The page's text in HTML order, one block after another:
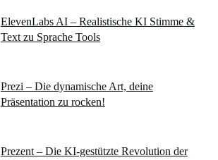
ElevenLabs AI – Realistische KI Stimme &
Text zu Sprache Tools
Prezi – Die dynamische Art, deine
Präsentation zu rocken!
Prezent – Die KI-gestützte Revolution der